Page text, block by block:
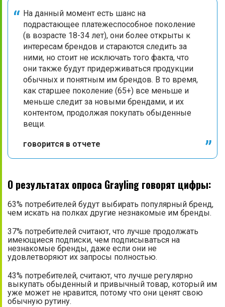
На данный момент есть шанс на
подрастающее платежеспособное поколение
(в возрасте 18-34 лет), они более открыты к
интересам брендов и стараются следить за
ними, но стоит не исключать того факта, что
они также будут придерживаться продукции
обычных и понятным им брендов. В то время,
как старшее поколение (65+) все меньше и
меньше следит за новыми брендами, и их
контентом, продолжая покупать обыденные
вещи.
говорится в отчете
О результатах опроса Grayling говорят цифры:
63% потребителей будут выбирать популярный бренд,
чем искать на полках другие незнакомые им бренды.
37% потребителей считают, что лучше продолжать
имеющиеся подписки, чем подписываться на
незнакомые бренды, даже если они не
удовлетворяют их запросы полностью.
43% потребителей, считают, что лучше регулярно
выкупать обыденный и привычный товар, который им
уже может не нравится, потому что они ценят свою
обычную рутину.